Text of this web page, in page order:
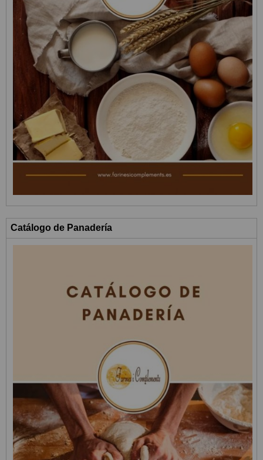
Catálogo de Panadería